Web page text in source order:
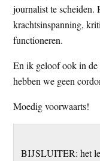
journalist te scheiden.
krachtsinspanning,
functioneren.
En ik geloof ook in de
hebben we geen
Moedig voorwaarts!
BIJSLUITER: het